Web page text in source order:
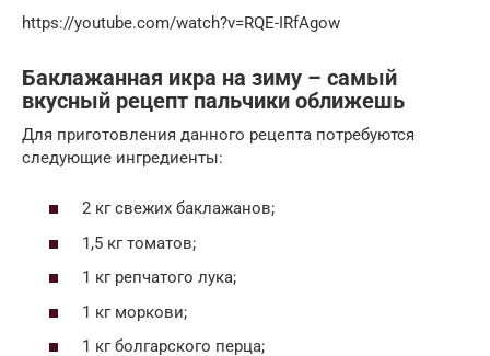
https://youtube.com/watch?v=RQE-IRfAgow
Баклажанная икра на зиму – самый
вкусный рецепт пальчики оближешь
Для приготовления данного рецепта потребуются
следующие ингредиенты:
2 кг свежих баклажанов;
1,5 кг томатов;
1 кг репчатого лука;
1 кг моркови;
1 кг болгарского перца;